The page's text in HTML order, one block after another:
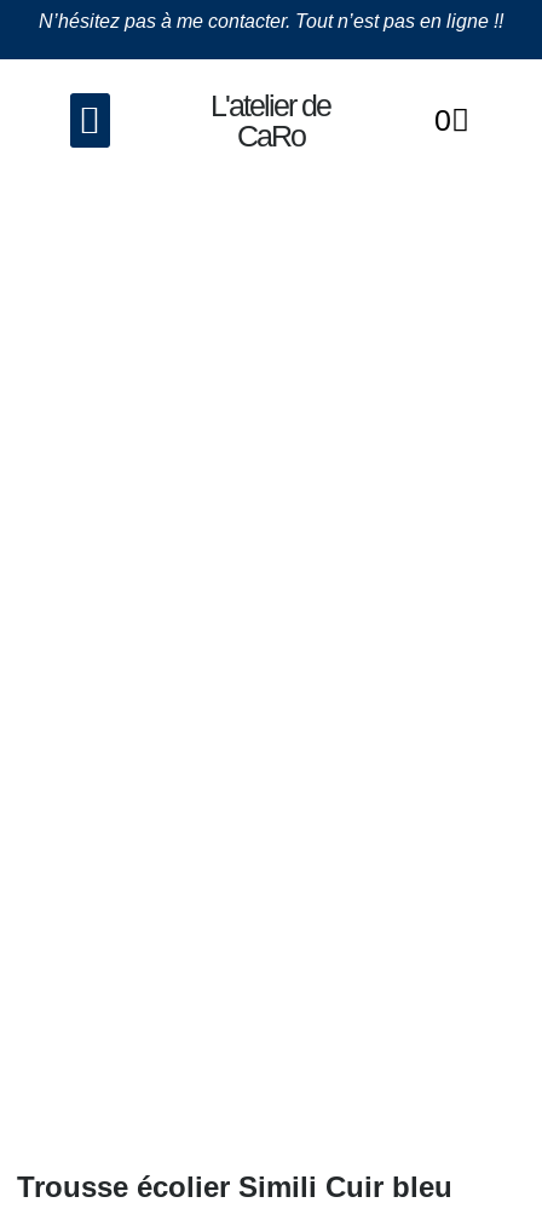
N’hésitez pas à me contacter. Tout n’est pas en ligne !!
L'atelier de
CaRo
0
Trousse écolier Simili Cuir bleu